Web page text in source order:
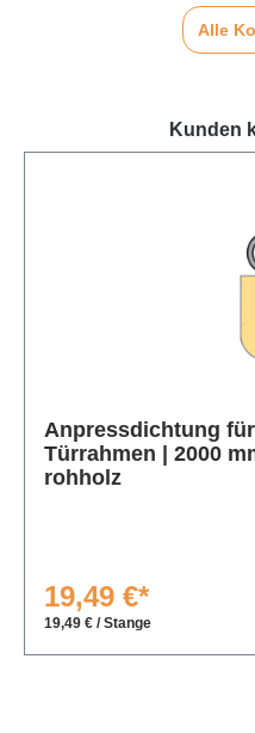
Alle
Kunden
Anpressdichtung
Türrahmen | 2000
rohholz
19,49 €*
19,49 € / Stange